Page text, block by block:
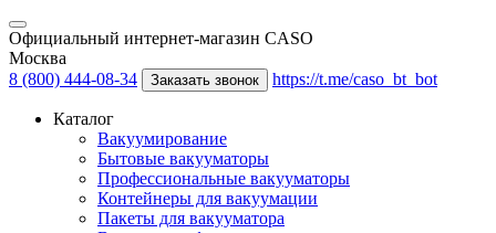
Официальный интернет-магазин CASO
Москва
8 (800) 444-08-34
Заказать звонок https://t.me/caso_bt_bot
Каталог
Вакуумирование
Бытовые вакууматоры
Профессиональные вакууматоры
Контейнеры для вакуумации
Пакеты для вакууматора